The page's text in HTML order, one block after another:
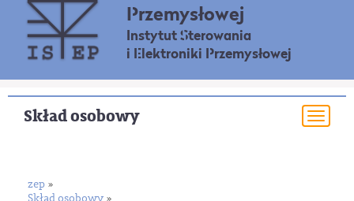
Przemysłowej
Instytut Sterowania
i Elektroniki Przemysłowej
Skład osobowy
zep »